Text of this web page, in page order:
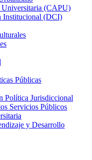
Universitaria (CAPU)
Institucional (DCI)
Públicas
Política Jurisdiccional
Servicios Públicos
y Desarrollo